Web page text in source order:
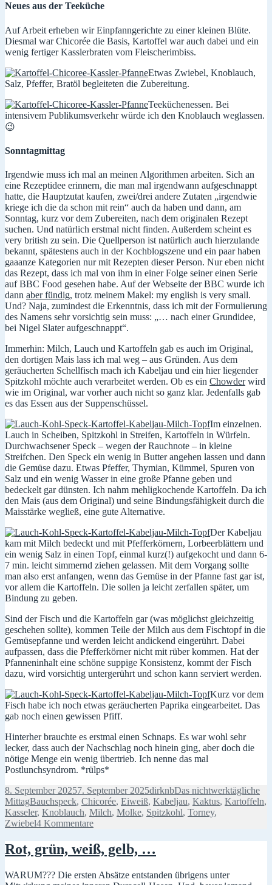
Neues aus der Teeküche
Auf Arbeit erheben wir Einpfanngerichte zu einer kleinen Blüte.
Diesmal war Chicorée die Basis, Kartoffel war auch dabei und ein
wenig fertiger Kasslerbraten vom Fleischerimbiss.
Etwas Zwiebel, Knoblauch,
Salz, Pfeffer, Bratöl begleiteten die Zubereitung.
Teeküchenessen. Bei
intensivem Publikumsverkehr würde ich den Knoblauch weglassen.
😉
Sonntagmittag
Irgendwie muss ich mal an meinen Algorithmen arbeiten. Sich an
eine Rezeptidee erinnern, die man mal irgendwann aufgeschnappt
hatte, die Hauptzutat kaufen, zwei/drei andere Zutaten „irgendwie
kriege ich die da schon mit rein“ auch da haben und dann, am
Sonntag, kurz vor dem Zubereiten, nach dem originalen Rezept
suchen. Und natürlich erstmal nicht finden. Außerdem scheint es
very british zu sein. Die Quellperson ist natürlich auch hierzulande
bekannt, spätestens auch in der Kochblogszene und ein paar haben
gaaanze Kategorien nur mit Rezepten dieser Person. Nur eben nicht
das Rezept, dass ich mal von ihm in einer Folge seiner einen Serie
auf BBC Food gesehen habe. Auf der Webseite der BBC wurde ich
dann aber fündig, trotz meinem Makel: my english is very small.
Und? Naja, zumindest die Erkenntnis, dass ich mit der Formulierung
des Namens sehr vorsichtig sein muss: „… nach einer Grundidee,
bei Nigel Slater aufgeschnappt“.
Immerhin: Milch, Lauch und Kartoffeln gab es auch im Original,
den dortigen Mais lass ich mal weg – aus Gründen. Aus dem
geräucherten Schellfisch mach ich Kabeljau und ein hier liegender
Spitzkohl möchte auch verarbeitet werden. Ob es ein Chowderwird
wie im Original, war vorher auch nicht so ganz klar. Jedenfalls gab
es das Essen aus der Suppenschüssel.
Im einzelnen.
Lauch in Scheiben, Spitzkohl in Streifen, Kartoffeln in Würfeln.
Durchwachsener Speck – wegen der Rauchnote – in kleine
Streifchen. Den Speck ein wenig in Butter angehen lassen und dann
die Gemüse dazu. Etwas Pfeffer, Thymian, Kümmel, Spuren von
Salz und ein wenig Wasser in eine große Pfanne geben und
bedeckelt gar dünsten. Ich nahm mehligkochende Kartoffeln. Da ich
den Mais (aus dem Original) und seine Bindungsfähigkeit durch die
Maisstärke wegließ, eine gute Alternative.
Der Kabeljau
kam mit Milch bedeckt und mit Pfefferkörnern, Lorbeerblättern und
ein wenig Salz in einen Topf, einmal kurz(!) aufgekocht und dann 6-
7 min. leicht simmernd ziehen gelassen. Mit dem Vorgang sollte
man also erst anfangen, wenn das Gemüse in der Pfanne fast gar ist,
vor allem die Kartoffeln. Die sollen ja leicht zerfallen später, um
Bindung zu geben.
Sind der Fisch und die Kartoffeln gar (was möglichst gleichzeitig
geschehen sollte), kommen Teile der Milch aus dem Fischtopf in die
Gemüsepfanne und werden leicht andickend eingerührt. Dabei
aufpassen, dass die Pfefferkörner nicht mit rüber kommen. Hat der
Pfanneninhalt eine schöne suppige Konsistenz, kommt der Fisch
dazu, wird vorsichtig untergerührt und schon kann serviert werden.
Kurz vor dem
Fisch habe ich noch etwas geräucherten Paprika eingearbeitet. Das
gab noch einen gewissen Pfiff.
Hinterher brauchte es erstmal einen Schnaps. Es war wohl sehr
lecker, dass auch der Nachschlag noch hinein ging, aber doch die
nötige Menge ein wenig übertrieb. Ich nenne das mal
Postlunchsyndrom. *rülps*
Veröffentlicht
am
8. September 20257. September 2025Autor
dirknbKategorien
Das nichtwerktägliche
MittagSchlagwörter
Bauchspeck, Chicorée, Eiweiß, Kabeljau, Kaktus, Kartoffeln,
Kasseler, Knoblauch, Milch, Molke, Spitzkohl, Torney,
Zwiebel4 Kommentarezu
grün,
und
wenig
Rot, grün, weiß, gelb, …
WARUM??? Die ersten Absätze entstanden übrigens unter